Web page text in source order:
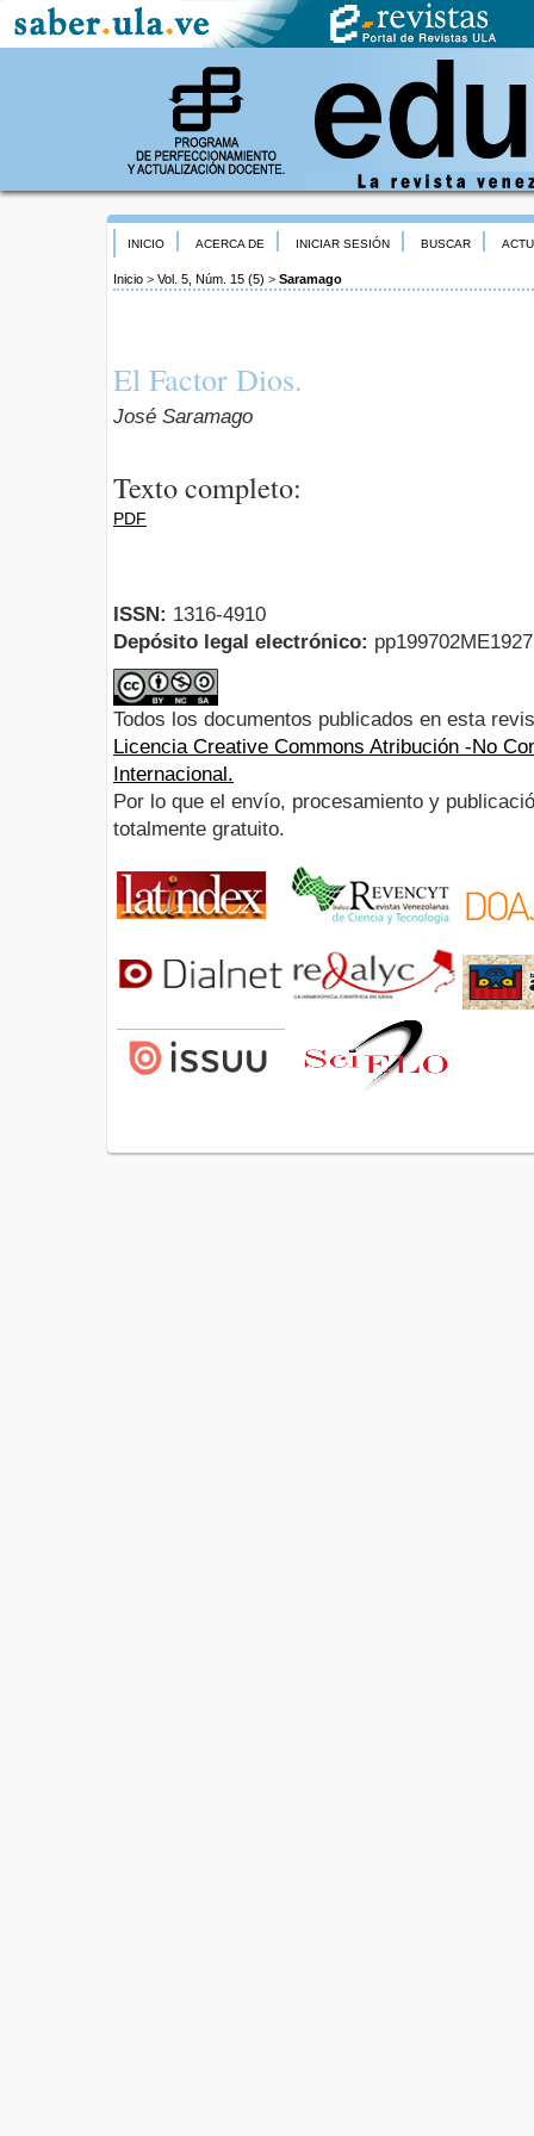
INICIO ACERCA DE INICIAR SESIÓN BUSCAR
Inicio > Vol. 5, Núm. 15 (5) > Saramago
El Factor Dios.
José Saramago
Texto completo:
PDF
ISSN: 1316-4910
Depósito legal electrónico:
Todos los documentos publicados en esta
Licencia Creative Commons Atribución -No
Internacional.
Por lo que el envío, procesamiento y
totalmente gratuito.